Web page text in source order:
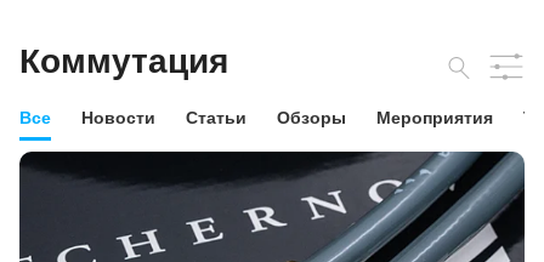
Коммутация
Все Новости Статьи Обзоры Мероприятия